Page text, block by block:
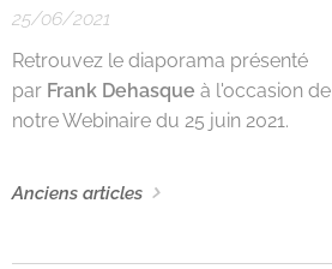
25/06/2021
Retrouvez le diaporama présenté
par Frank Dehasque à l'occasion de
notre Webinaire du 25 juin 2021.
Anciens articles